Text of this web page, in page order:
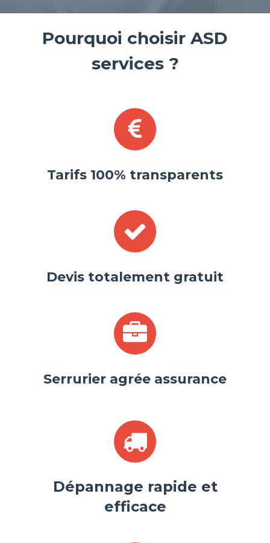
Pourquoi choisir ASD
services ?
Tarifs 100% transparents
Devis totalement gratuit
Serrurier agrée assurance
Dépannage rapide et
efficace